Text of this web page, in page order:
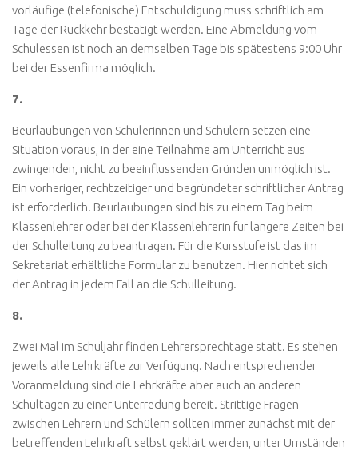
vorläufige (telefonische) Entschuldigung muss schriftlich am
Tage der Rückkehr bestätigt werden. Eine Abmeldung vom
Schulessen ist noch an demselben Tage bis spätestens 9:00 Uhr
bei der Essenfirma möglich.
7.
Beurlaubungen von Schülerinnen und Schülern setzen eine
Situation voraus, in der eine Teilnahme am Unterricht aus
zwingenden, nicht zu beeinflussenden Gründen unmöglich ist.
Ein vorheriger, rechtzeitiger und begründeter schriftlicher Antrag
ist erforderlich. Beurlaubungen sind bis zu einem Tag beim
Klassenlehrer oder bei der Klassenlehrerin für längere Zeiten bei
der Schulleitung zu beantragen. Für die Kursstufe ist das im
Sekretariat erhältliche Formular zu benutzen. Hier richtet sich
der Antrag in jedem Fall an die Schulleitung.
8.
Zwei Mal im Schuljahr finden Lehrersprechtage statt. Es stehen
jeweils alle Lehrkräfte zur Verfügung. Nach entsprechender
Voranmeldung sind die Lehrkräfte aber auch an anderen
Schultagen zu einer Unterredung bereit. Strittige Fragen
zwischen Lehrern und Schülern sollten immer zunächst mit der
betreffenden Lehrkraft selbst geklärt werden, unter Umständen